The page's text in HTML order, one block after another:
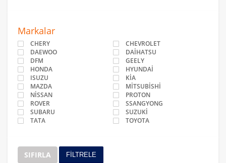
Markalar
CHERY
CHEVROLET
DAEWOO
DAİHATSU
DFM
GEELY
HONDA
HYUNDAİ
ISUZU
KİA
MAZDA
MİTSUBİSHİ
NİSSAN
PROTON
ROVER
SSANGYONG
SUBARU
SUZUKİ
TATA
TOYOTA
SIFIRLA FİLTRELE